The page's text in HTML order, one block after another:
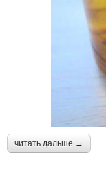
читать дальше →